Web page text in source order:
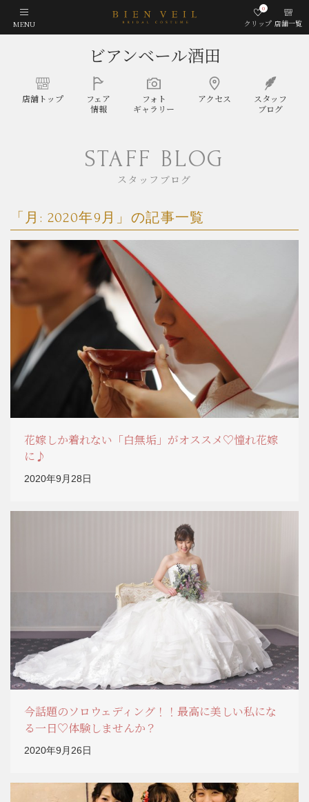
MENU クリップ
0
店舗一覧
ビアンベール酒田
店舗トップ
フェア
情報
フォト
ギャラリー
アクセス
スタッフ
ブログ
STAFF BLOG
スタッフブログ
「月: 2020年9月 」の記事一覧
花嫁しか着れない「白無垢」がオススメ♡憧れ花嫁
に♪
2020年9月28日
今話題のソロウェディング！！最高に美しい私にな
る一日♡体験しませんか？
2020年9月26日